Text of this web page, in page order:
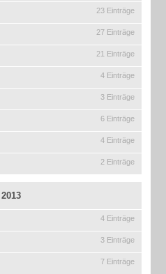
23 Einträge
27 Einträge
21 Einträge
4 Einträge
3 Einträge
6 Einträge
4 Einträge
2 Einträge
2013
4 Einträge
3 Einträge
7 Einträge